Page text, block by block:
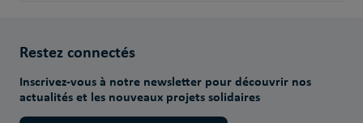
Restez connectés
Inscrivez-vous à notre newsletter pour découvrir nos
actualités et les nouveaux projets solidaires